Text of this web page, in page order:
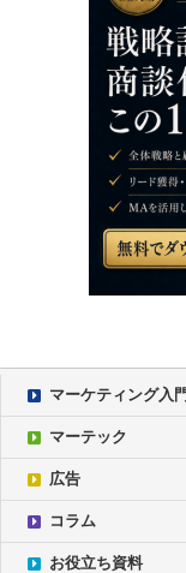
マーケティング入
マーテック
広告
コラム
お役立ち資料